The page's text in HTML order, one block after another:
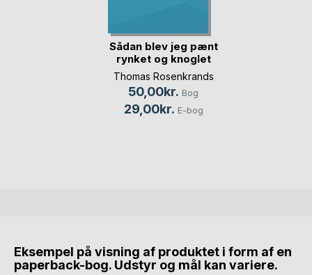
Sådan blev jeg pænt
rynket og knoglet
Thomas Rosenkrands
50,00kr. Bog
29,00kr. E-bog
Eksempel på visning af produktet i form af en
paperback-bog. Udstyr og mål kan variere.